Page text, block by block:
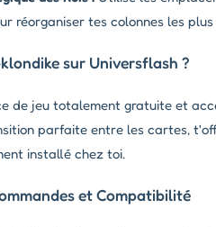
réorganiser tes colonnes les plus
sur Universflash ?
de jeu totalement gratuite et
parfaite entre les cartes,
installé chez toi.
et Compatibilité